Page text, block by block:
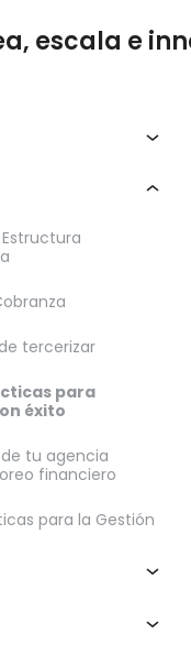
escala e
tercerizar
para
éxito
tu agencia
financiero
para la Gestión